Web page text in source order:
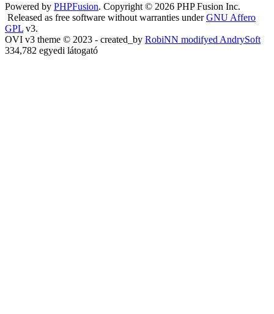
Powered by PHPFusion. Copyright © 2026 PHP Fusion Inc.
Released as free software without warranties underGNU Affero
GPL v3.
OVI v3 theme © 2023 - created_by RobiNN modifyed AndrySoft
334,782 egyedi látogató